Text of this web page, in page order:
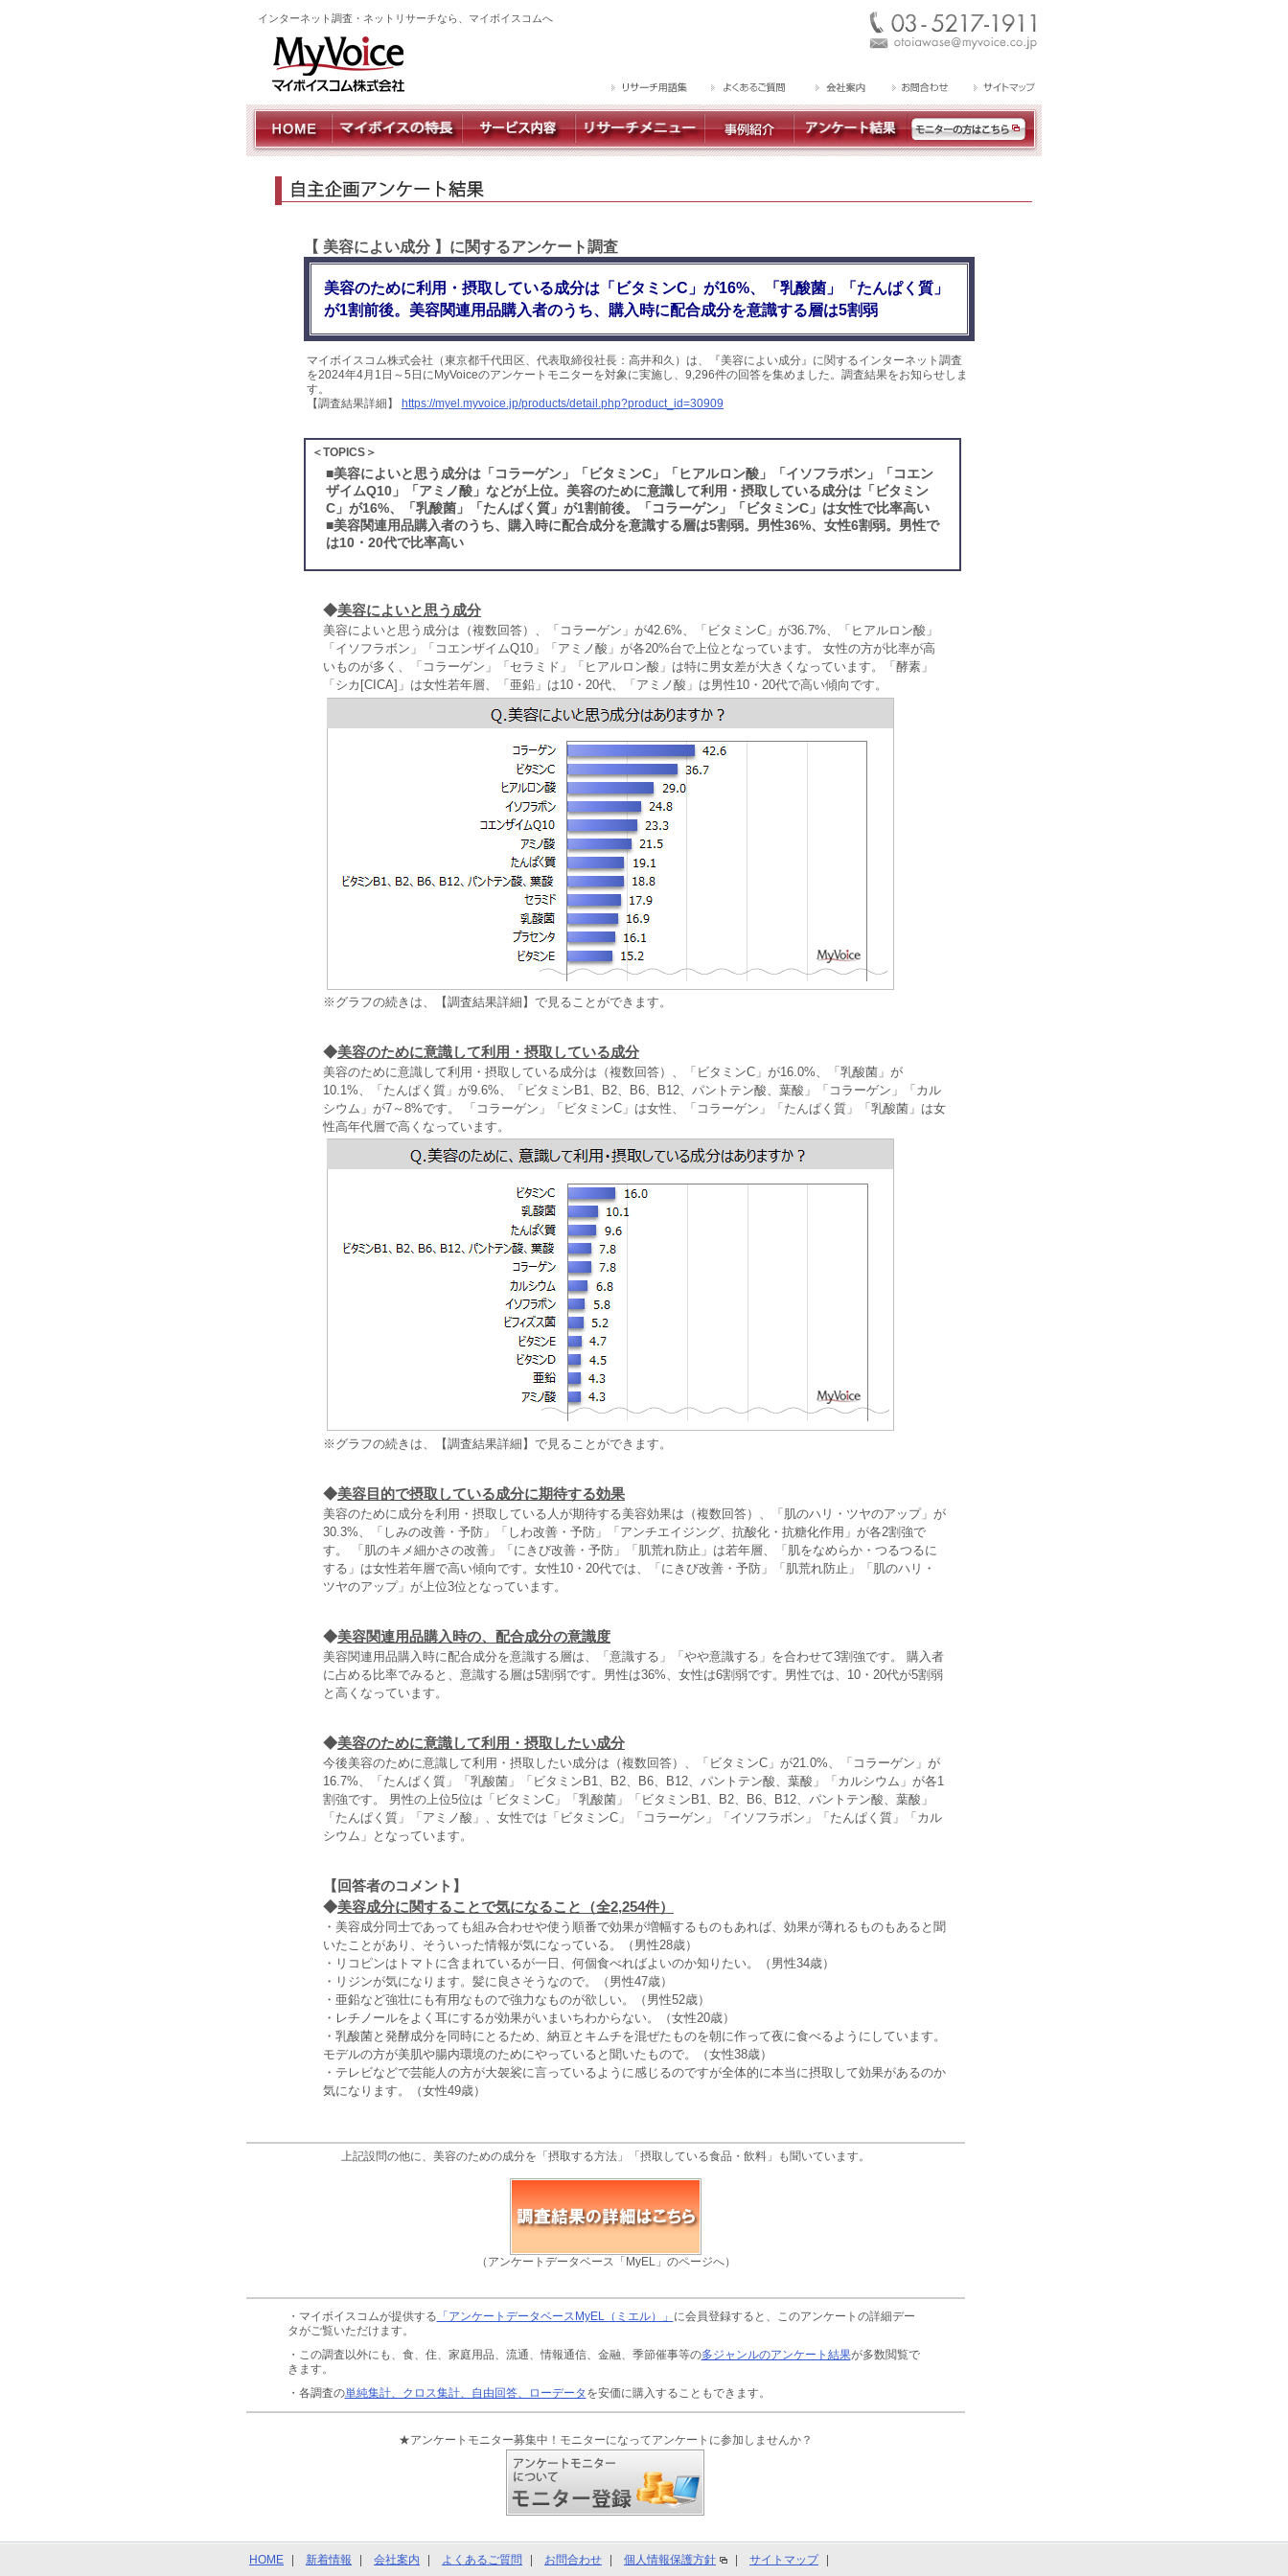
インターネット調査・ネットリサーチなら、マイボイスコムへ
【 美容によい成分 】に関するアンケート調査
美容のために利用・摂取している成分は「ビタミンC」が16%、「乳酸菌」「たんぱく質」
が1割前後。美容関連用品購入者のうち、購入時に配合成分を意識する層は5割弱
マイボイスコム株式会社（東京都千代田区、代表取締役社長：高井和久）は、『美容によい成分』に関するインターネット調査
を2024年4月1日～5日にMyVoiceのアンケートモニターを対象に実施し、9,296件の回答を集めました。調査結果をお知らせしま
す。
【調査結果詳細】
https://myel.myvoice.jp/products/detail.php?product_id=30909
＜TOPICS＞
■美容によいと思う成分は「コラーゲン」「ビタミンC」「ヒアルロン酸」「イソフラボン」「コエン
ザイムQ10」「アミノ酸」などが上位。美容のために意識して利用・摂取している成分は「ビタミン
C」が16%、「乳酸菌」「たんぱく質」が1割前後。「コラーゲン」「ビタミンC」は女性で比率高い
■美容関連用品購入者のうち、購入時に配合成分を意識する層は5割弱。男性36%、女性6割弱。男性で
は10・20代で比率高い
◆美容によいと思う成分
美容によいと思う成分は（複数回答）、「コラーゲン」が42.6%、「ビタミンC」が36.7%、「ヒアルロン酸」
「イソフラボン」「コエンザイムQ10」「アミノ酸」が各20%台で上位となっています。 女性の方が比率が高
いものが多く、「コラーゲン」「セラミド」「ヒアルロン酸」は特に男女差が大きくなっています。「酵素」
「シカ[CICA]」は女性若年層、「亜鉛」は10・20代、「アミノ酸」は男性10・20代で高い傾向です。
※グラフの続きは、【調査結果詳細】で見ることができます。
◆美容のために意識して利用・摂取している成分
美容のために意識して利用・摂取している成分は（複数回答）、「ビタミンC」が16.0%、「乳酸菌」が
10.1%、「たんぱく質」が9.6%、「ビタミンB1、B2、B6、B12、パントテン酸、葉酸」「コラーゲン」「カル
シウム」が7～8%です。 「コラーゲン」「ビタミンC」は女性、「コラーゲン」「たんぱく質」「乳酸菌」は女
性高年代層で高くなっています。
※グラフの続きは、【調査結果詳細】で見ることができます。
◆美容目的で摂取している成分に期待する効果
美容のために成分を利用・摂取している人が期待する美容効果は（複数回答）、「肌のハリ・ツヤのアップ」が
30.3%、「しみの改善・予防」「しわ改善・予防」「アンチエイジング、抗酸化・抗糖化作用」が各2割強で
す。 「肌のキメ細かさの改善」「にきび改善・予防」「肌荒れ防止」は若年層、「肌をなめらか・つるつるに
する」は女性若年層で高い傾向です。女性10・20代では、「にきび改善・予防」「肌荒れ防止」「肌のハリ・
ツヤのアップ」が上位3位となっています。
◆美容関連用品購入時の、配合成分の意識度
美容関連用品購入時に配合成分を意識する層は、「意識する」「やや意識する」を合わせて3割強です。 購入者
に占める比率でみると、意識する層は5割弱です。男性は36%、女性は6割弱です。男性では、10・20代が5割弱
と高くなっています。
◆美容のために意識して利用・摂取したい成分
今後美容のために意識して利用・摂取したい成分は（複数回答）、「ビタミンC」が21.0%、「コラーゲン」が
16.7%、「たんぱく質」「乳酸菌」「ビタミンB1、B2、B6、B12、パントテン酸、葉酸」「カルシウム」が各1
割強です。 男性の上位5位は「ビタミンC」「乳酸菌」「ビタミンB1、B2、B6、B12、パントテン酸、葉酸」
「たんぱく質」「アミノ酸」、女性では「ビタミンC」「コラーゲン」「イソフラボン」「たんぱく質」「カル
シウム」となっています。
【回答者のコメント】
◆美容成分に関することで気になること（全2,254件）
・美容成分同士であっても組み合わせや使う順番で効果が増幅するものもあれば、効果が薄れるものもあると聞
いたことがあり、そういった情報が気になっている。（男性28歳）
・リコピンはトマトに含まれているが一日、何個食べればよいのか知りたい。（男性34歳）
・リジンが気になります。髪に良さそうなので。（男性47歳）
・亜鉛など強壮にも有用なもので強力なものが欲しい。（男性52歳）
・レチノールをよく耳にするが効果がいまいちわからない。（女性20歳）
・乳酸菌と発酵成分を同時にとるため、納豆とキムチを混ぜたものを朝に作って夜に食べるようにしています。
モデルの方が美肌や腸内環境のためにやっていると聞いたもので。（女性38歳）
・テレビなどで芸能人の方が大袈裟に言っているように感じるのですが全体的に本当に摂取して効果があるのか
気になります。（女性49歳）
上記設問の他に、美容のための成分を「摂取する方法」「摂取している食品・飲料」も聞いています。
（アンケートデータベース「MyEL」のページへ）
・マイボイスコムが提供する 「アンケートデータベースMyEL（ミエル）」 に会員登録すると、このアンケートの詳細デー
タがご覧いただけます。
・この調査以外にも、食、住、家庭用品、流通、情報通信、金融、季節催事等の多ジャンルのアンケート結果が多数閲覧で
きます。
・各調査の単純集計、クロス集計、自由回答、ローデータ を安価に購入することもできます。
★アンケートモニター募集中！モニターになってアンケートに参加しませんか？
HOME 新着情報 会社案内 よくあるご質問 お問合わせ 個人情報保護方針 サイトマップ